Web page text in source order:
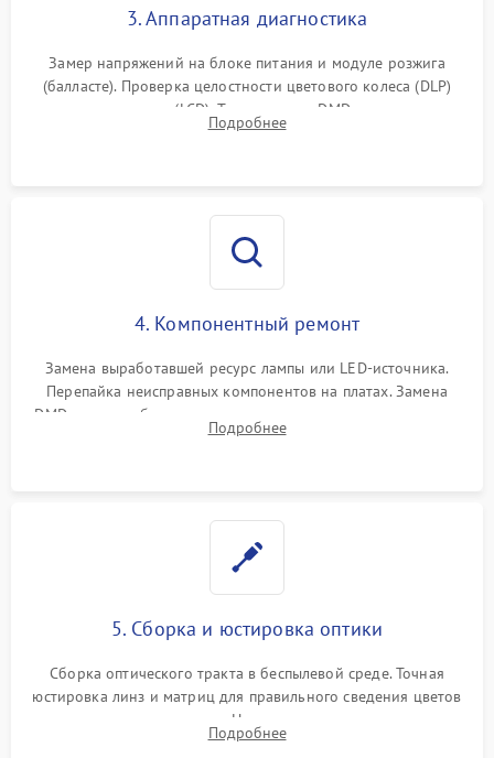
3. Аппаратная диагностика
Замер напряжений на блоке питания и модуле розжига
(балласте). Проверка целостности цветового колеса (DLP)
или поляризаторов (LCD). Тестирование DMD-чипа, датчиков
температуры и оптопар с помощью мультиметра и
Подробнее
4. Компонентный ремонт
Замена выработавшей ресурс лампы или LED-источника.
Перепайка неисправных компонентов на платах. Замена
DMD-чипа при битых пикселях, установка нового цветового
колеса или восстановление сгоревших поляризационных
Подробнее
5. Сборка и юстировка оптики
Сборка оптического тракта в беспылевой среде. Точная
юстировка линз и матриц для правильного сведения цветов
и устранения размытия. Надежное подключение всех
шлейфов, установка датчиков и закрытие корпуса
Подробнее